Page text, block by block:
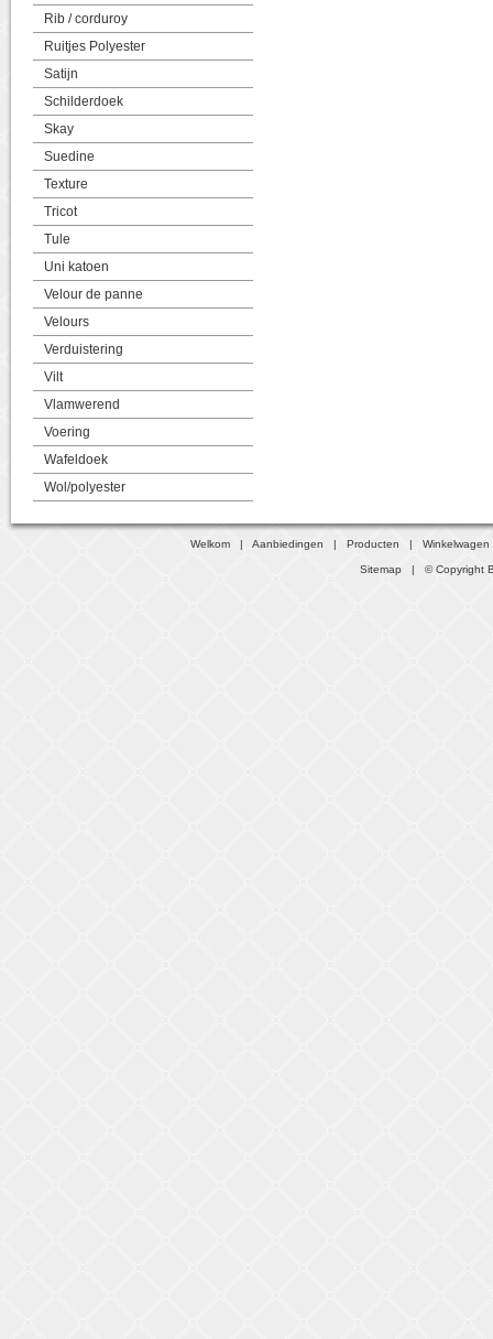
Rib / corduroy
Ruitjes Polyester
Satijn
Schilderdoek
Skay
Suedine
Texture
Tricot
Tule
Uni katoen
Velour de panne
Velours
Verduistering
Vilt
Vlamwerend
Voering
Wafeldoek
Wol/polyester
Welkom |Aanbiedingen |Producten |Winkelwagen
Sitemap | © Copyright